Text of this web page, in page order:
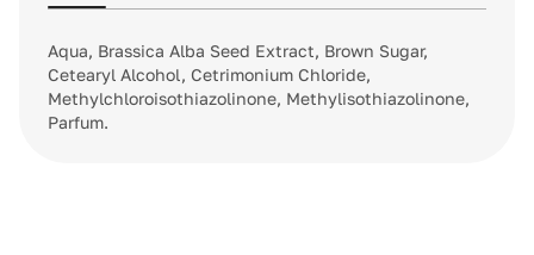
Aqua, Brassica Alba Seed Extract, Brown Sugar,
Cetearyl Alcohol, Cetrimonium Chloride,
Methylchloroisothiazolinone, Methylisothiazolinone,
Parfum.